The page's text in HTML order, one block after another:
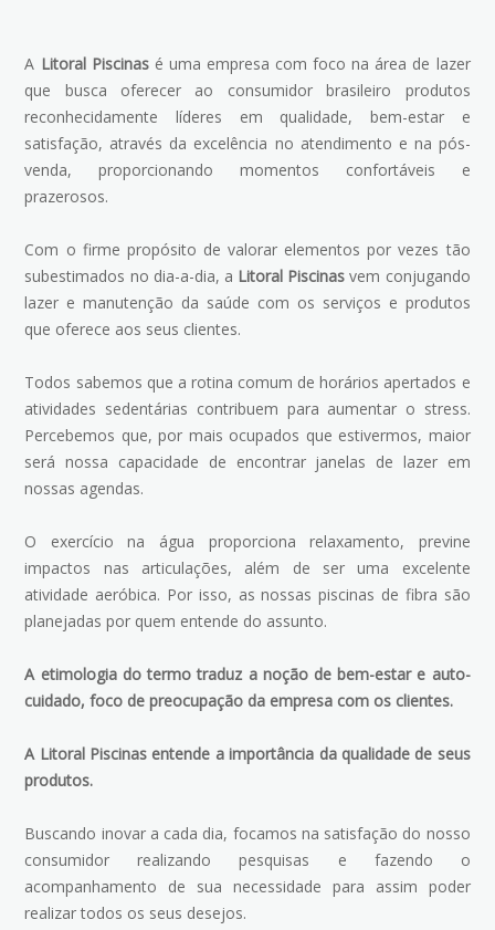
A Litoral Piscinasé uma empresa com foco na área de lazer
que busca oferecer ao consumidor brasileiro produtos
reconhecidamente líderes em qualidade, bem-estar e
satisfação, através da excelência no atendimento e na pós-
venda, proporcionando momentos confortáveis e
prazerosos.
Com o firme propósito de valorar elementos por vezes tão
subestimados no dia-a-dia, a Litoral Piscinas vem conjugando
lazer e manutenção da saúde com os serviços e produtos
que oferece aos seus clientes.
Todos sabemos que a rotina comum de horários apertados e
atividades sedentárias contribuem para aumentar o stress.
Percebemos que, por mais ocupados que estivermos, maior
será nossa capacidade de encontrar janelas de lazer em
nossas agendas.
O exercício na água proporciona relaxamento, previne
impactos nas articulações, além de ser uma excelente
atividade aeróbica. Por isso, as nossas piscinas de fibra são
planejadas por quem entende do assunto.
A etimologia do termo traduz a noção de bem-estar e auto-
cuidado, foco de preocupação da empresa com os clientes.
A Litoral Piscinas entende a importância da qualidade de seus
produtos.
Buscando inovar a cada dia, focamos na satisfação do nosso
consumidor realizando pesquisas e fazendo o
acompanhamento de sua necessidade para assim poder
realizar todos os seus desejos.